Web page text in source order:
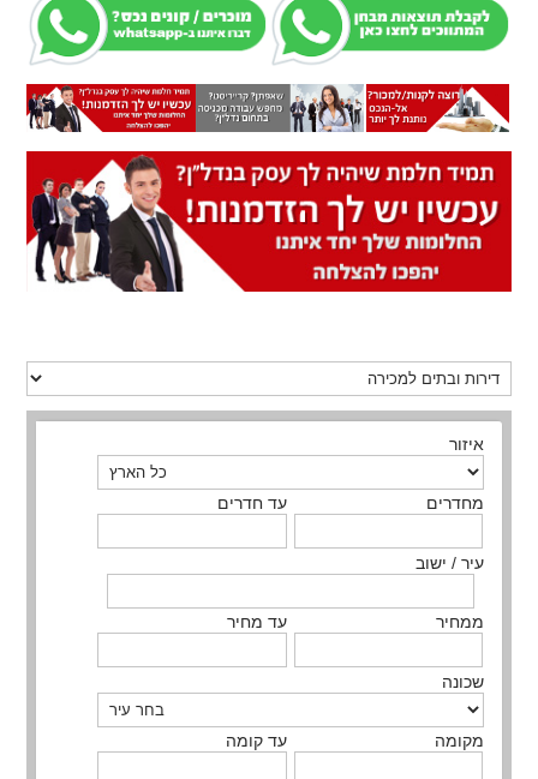
איזור
מחדרים עד חדרים
עיר / ישוב
ממחיר עד מחיר
שכונה
מקומה עד קומה